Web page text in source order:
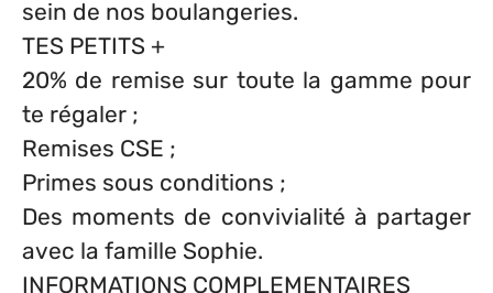
sein de nos boulangeries.
TES PETITS +
20% de remise sur toute la gamme pour
te régaler ;
Remises CSE ;
Primes sous conditions ;
Des moments de convivialité à partager
avec la famille Sophie.
INFORMATIONS COMPLEMENTAIRES